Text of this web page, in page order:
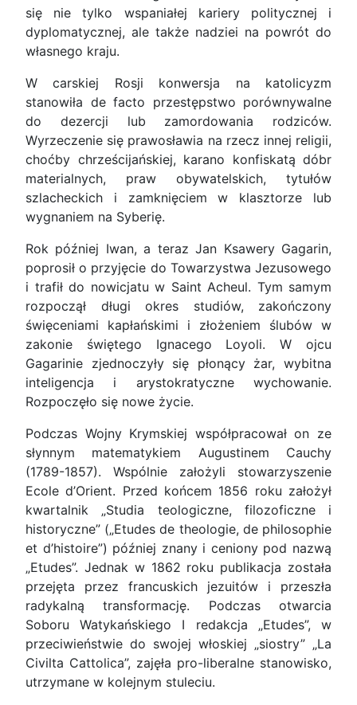
się nie tylko wspaniałej kariery politycznej i
dyplomatycznej, ale także nadziei na powrót do
własnego kraju.
W carskiej Rosji konwersja na katolicyzm
stanowiła de facto przestępstwo porównywalne
do dezercji lub zamordowania rodziców.
Wyrzeczenie się prawosławia na rzecz innej religii,
choćby chrześcijańskiej, karano konfiskatą dóbr
materialnych, praw obywatelskich, tytułów
szlacheckich i zamknięciem w klasztorze lub
wygnaniem na Syberię.
Rok później Iwan, a teraz Jan Ksawery Gagarin,
poprosił o przyjęcie do Towarzystwa Jezusowego
i trafił do nowicjatu w Saint Acheul. Tym samym
rozpoczął długi okres studiów, zakończony
święceniami kapłańskimi i złożeniem ślubów w
zakonie świętego Ignacego Loyoli. W ojcu
Gagarinie zjednoczyły się płonący żar, wybitna
inteligencja i arystokratyczne wychowanie.
Rozpoczęło się nowe życie.
Podczas Wojny Krymskiej współpracował on ze
słynnym matematykiem Augustinem Cauchy
(1789-1857). Wspólnie założyli stowarzyszenie
Ecole d’Orient. Przed końcem 1856 roku założył
kwartalnik „Studia teologiczne, filozoficzne i
historyczne” („Etudes de theologie, de philosophie
et d’histoire”) później znany i ceniony pod nazwą
„Etudes”. Jednak w 1862 roku publikacja została
przejęta przez francuskich jezuitów i przeszła
radykalną transformację. Podczas otwarcia
Soboru Watykańskiego I redakcja „Etudes”, w
przeciwieństwie do swojej włoskiej „siostry” „La
Civilta Cattolica”, zajęła pro-liberalne stanowisko,
utrzymane w kolejnym stuleciu.